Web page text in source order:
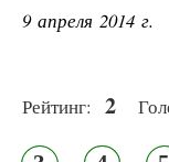
9 апреля 2014 г.
Рейтинг: 2